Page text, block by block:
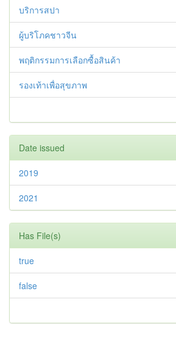
บริการสปา
ผู้บริโภคชาวจีน
พฤติกรรมการเลือกซื้อสินค้า
รองเท้าเพื่อสุขภาพ
Date issued
2019
2021
Has File(s)
true
false